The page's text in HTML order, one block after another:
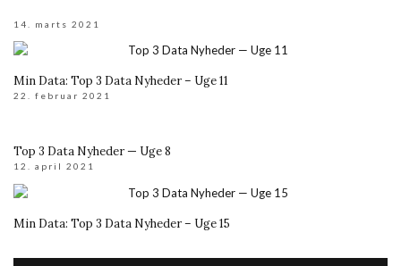
14. marts 2021
Min Data: Top 3 Data Nyheder – Uge 11
22. februar 2021
Top 3 Data Nyheder — Uge 8
12. april 2021
Min Data: Top 3 Data Nyheder – Uge 15